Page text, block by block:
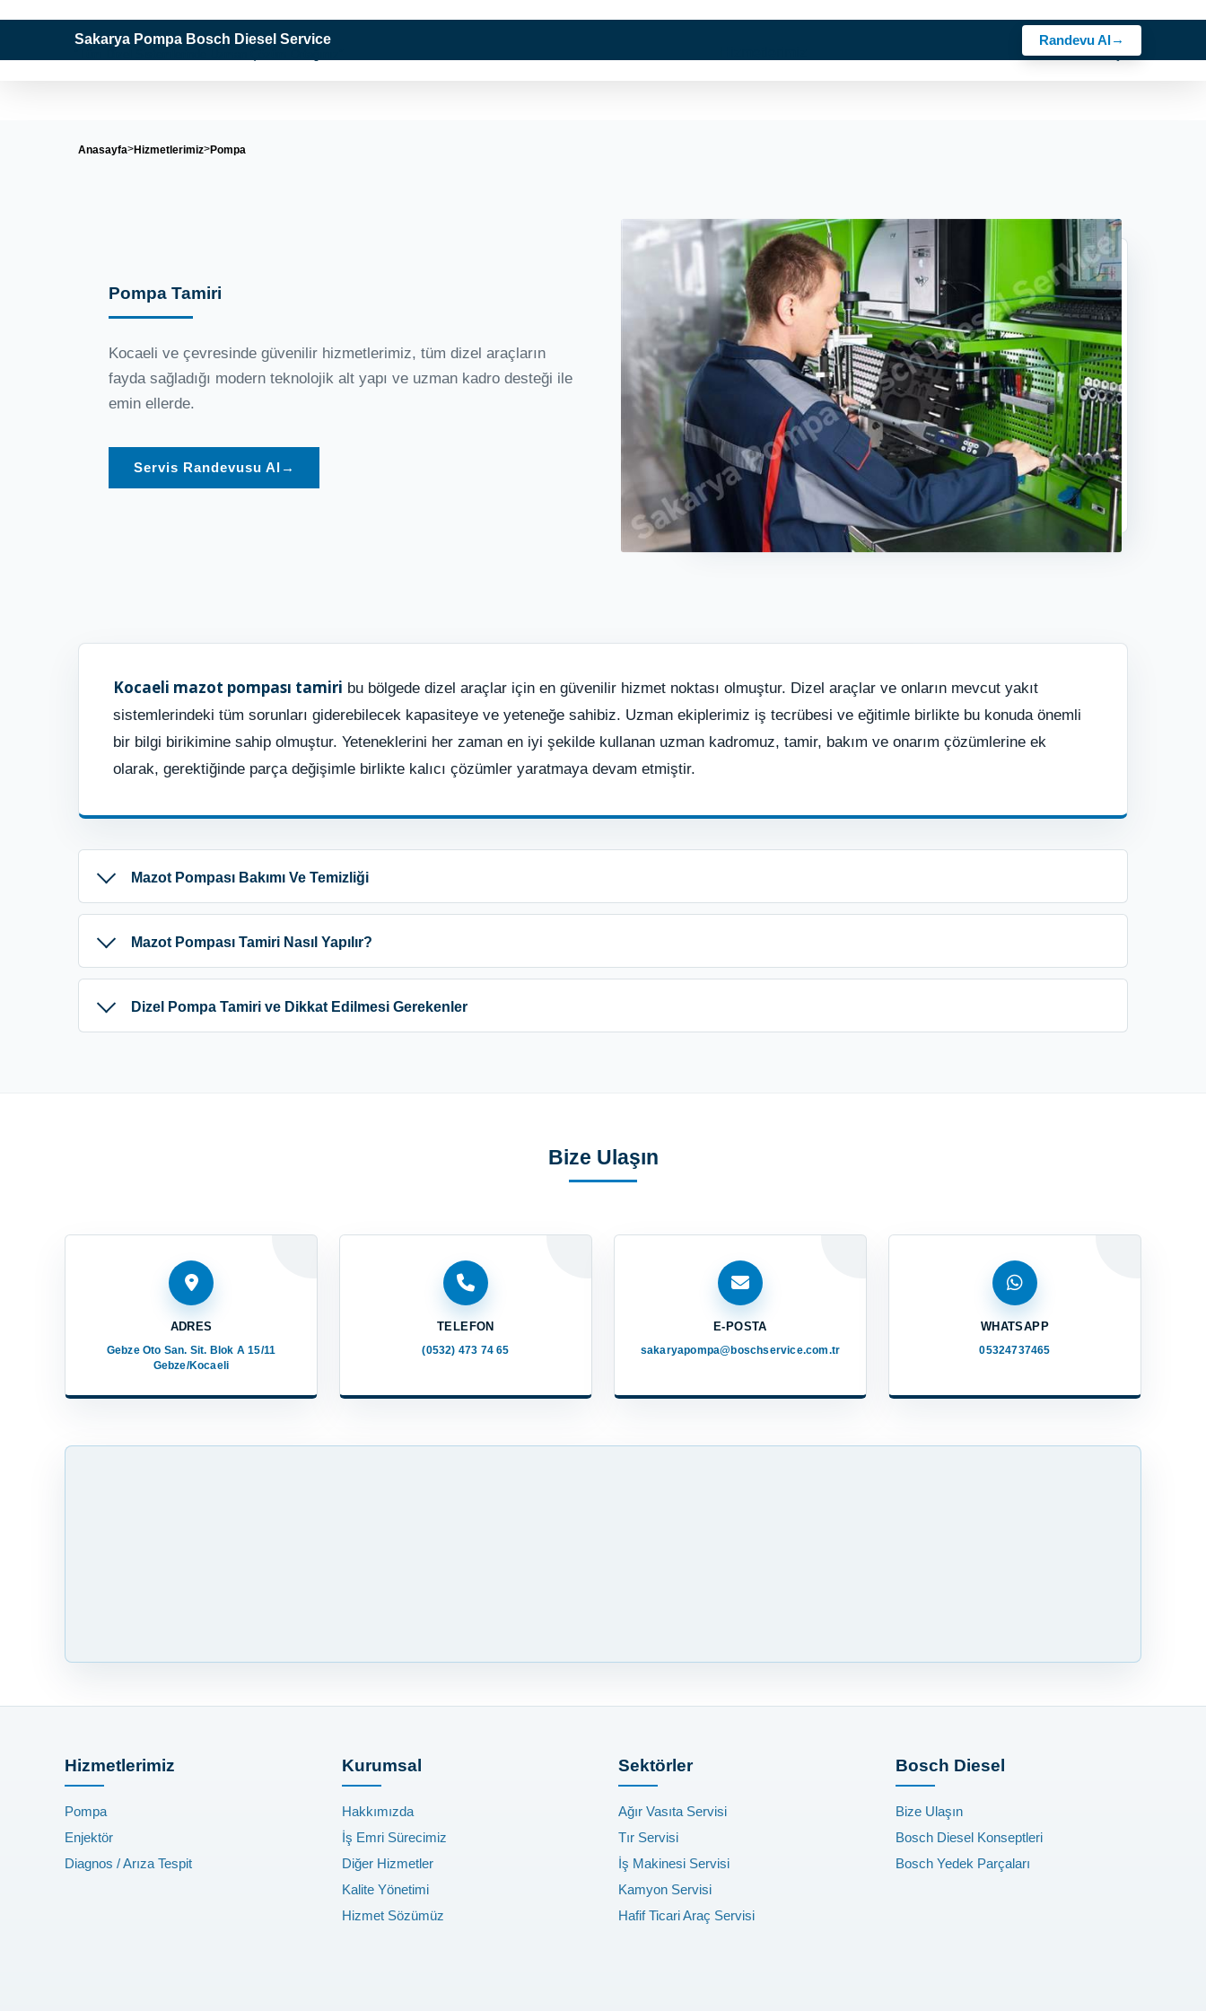
Randevu Al
Sakarya Pompa Bosch Diesel Service
Bosch Ürünler Kariyer İletişim
Anasayfa Hizmetlerimiz Pompa
Pompa Tamiri
Kocaeli ve çevresinde güvenilir hizmetlerimiz, tüm dizel araçların
fayda sağladığı modern teknolojik alt yapı ve uzman kadro desteği ile
emin ellerde.
Servis Randevusu Al →
Kocaeli mazot pompası tamiri bu bölgede dizel araçlar için en güvenilir hizmet noktası olmuştur. Dizel araçlar ve onların mevcut yakıt
sistemlerindeki tüm sorunları giderebilecek kapasiteye ve yeteneğe sahibiz. Uzman ekiplerimiz iş tecrübesi ve eğitimle birlikte bu konuda önemli
bir bilgi birikimine sahip olmuştur. Yeteneklerini her zaman en iyi şekilde kullanan uzman kadromuz, tamir, bakım ve onarım çözümlerine ek
olarak, gerektiğinde parça değişimle birlikte kalıcı çözümler yaratmaya devam etmiştir.
Mazot Pompası Bakımı Ve Temizliği
Mazot Pompası Tamiri Nasıl Yapılır?
Dizel Pompa Tamiri ve Dikkat Edilmesi Gerekenler
Bize Ulaşın
ADRES
Gebze Oto San. Sit. Blok A 15/11
Gebze/Kocaeli
TELEFON
(0532) 473 74 65
E-POSTA
sakaryapompa@boschservice.com.tr
WHATSAPP
05324737465
Hizmetlerimiz
Pompa
Enjektör
Diagnos / Arıza Tespit
Kurumsal
Hakkımızda
İş Emri Sürecimiz
Diğer Hizmetler
Kalite Yönetimi
Hizmet Sözümüz
Sektörler
Ağır Vasıta Servisi
Tır Servisi
İş Makinesi Servisi
Kamyon Servisi
Hafif Ticari Araç Servisi
Bosch Diesel
Bize Ulaşın
Bosch Diesel Konseptleri
Bosch Yedek Parçaları